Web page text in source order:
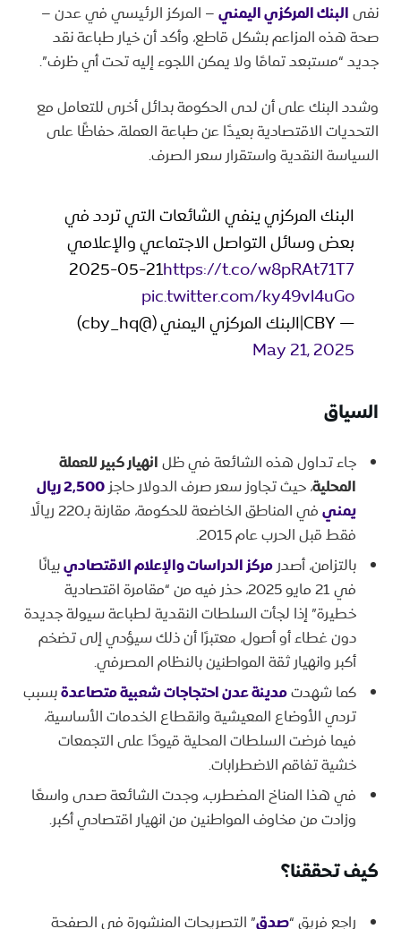
نفىالبنك المركزي اليمني– المركز الرئيسي في عدن –
صحة هذه المزاعم بشكل قاطع، وأكد أن خيار طباعة نقد
جديد “مستبعد تمامًا ولا يمكن اللجوء إليه تحت أي ظرف”.
وشدد البنك على أن لدى الحكومة بدائل أخرى للتعامل مع
التحديات الاقتصادية بعيدًا عن طباعة العملة، حفاظًا على
السياسة النقدية واستقرار سعر الصرف.
البنك المركزي ينفي الشائعات التي تردد في
بعض وسائل التواصل الاجتماعي والإعلامي
2025-05-21https://t.co/w8pRAt71T7
pic.twitter.com/ky49vl4uGo
— CBY|البنك المركزي اليمني (@cby_hq)
May 21, 2025
السياق
جاء تداول هذه الشائعة في ظلانهيار كبير للعملة
المحلية، حيث تجاوز سعر صرف الدولار حاجز
2,500 ريال
يمني
في المناطق الخاضعة للحكومة، مقارنة بـ220 ريالًا
فقط قبل الحرب عام 2015.
بالتزامن، أصدرمركز الدراسات والإعلام الاقتصاديبيانًا
في 21 مايو 2025، حذر فيه من “مقامرة اقتصادية
خطيرة” إذا لجأت السلطات النقدية لطباعة سيولة جديدة
دون غطاء أو أصول، معتبرًا أن ذلك سيؤدي إلى تضخم
أكبر وانهيار ثقة المواطنين بالنظام المصرفي.
كما شهدتمدينة عدن احتجاجات شعبية متصاعدةبسبب
تردي الأوضاع المعيشية وانقطاع الخدمات الأساسية،
فيما فرضت السلطات المحلية قيودًا على التجمعات
خشية تفاقم الاضطرابات.
في هذا المناخ المضطرب، وجدت الشائعة صدى واسعًا
وزادت من مخاوف المواطنين من انهيار اقتصادي أكبر.
كيف تحققنا؟
راجع فريق “صدق” التصريحات المنشورة في الصفحة